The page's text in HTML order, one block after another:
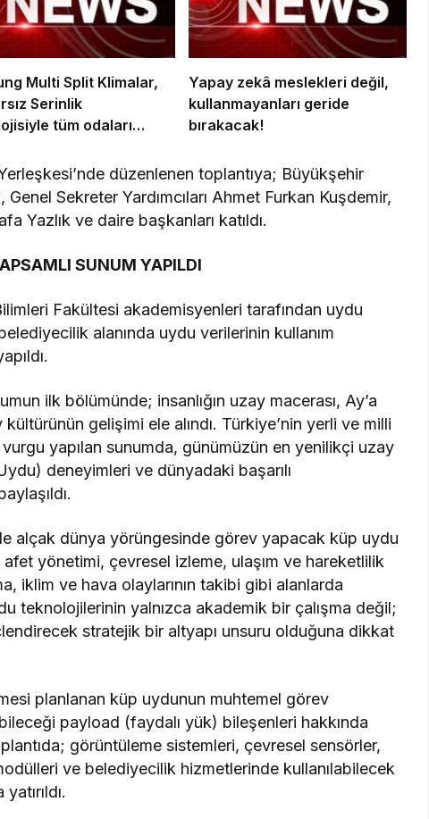
Multi Split Klimalar,
Serinlik
tüm odaları
Yapay zekâ meslekleri değil,
kullanmayanları geride
bırakacak!
düzenlenen toplantıya; Büyükşehir
Sekreter Yardımcıları Ahmet Furkan Kuşdemir,
Yazlık ve daire başkanları katıldı.
SUNUM YAPILDI
Fakültesi akademisyenleri tarafından uydu
alanında uydu verilerinin kullanım
ilk bölümünde; insanlığın uzay macerası, Ay’a
gelişimi ele alındı. Türkiye’nin yerli ve milli
yapılan sunumda, günümüzün en yenilikçi uzay
deneyimleri ve dünyadaki başarılı
alçak dünya yörüngesinde görev yapacak küp uydu
afet yönetimi, çevresel izleme, ulaşım ve hareketlilik
iklim ve hava olaylarının takibi gibi alanlarda
teknolojilerinin yalnızca akademik bir çalışma değil;
stratejik bir altyapı unsuru olduğuna dikkat
planlanan küp uydunun muhtemel görev
payload (faydalı yük) bileşenleri hakkında
görüntüleme sistemleri, çevresel sensörler,
ve belediyecilik hizmetlerinde kullanılabilecek